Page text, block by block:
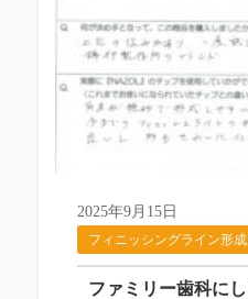
2025年9月15日
フィニッシングライン形
ファミリー歯科に